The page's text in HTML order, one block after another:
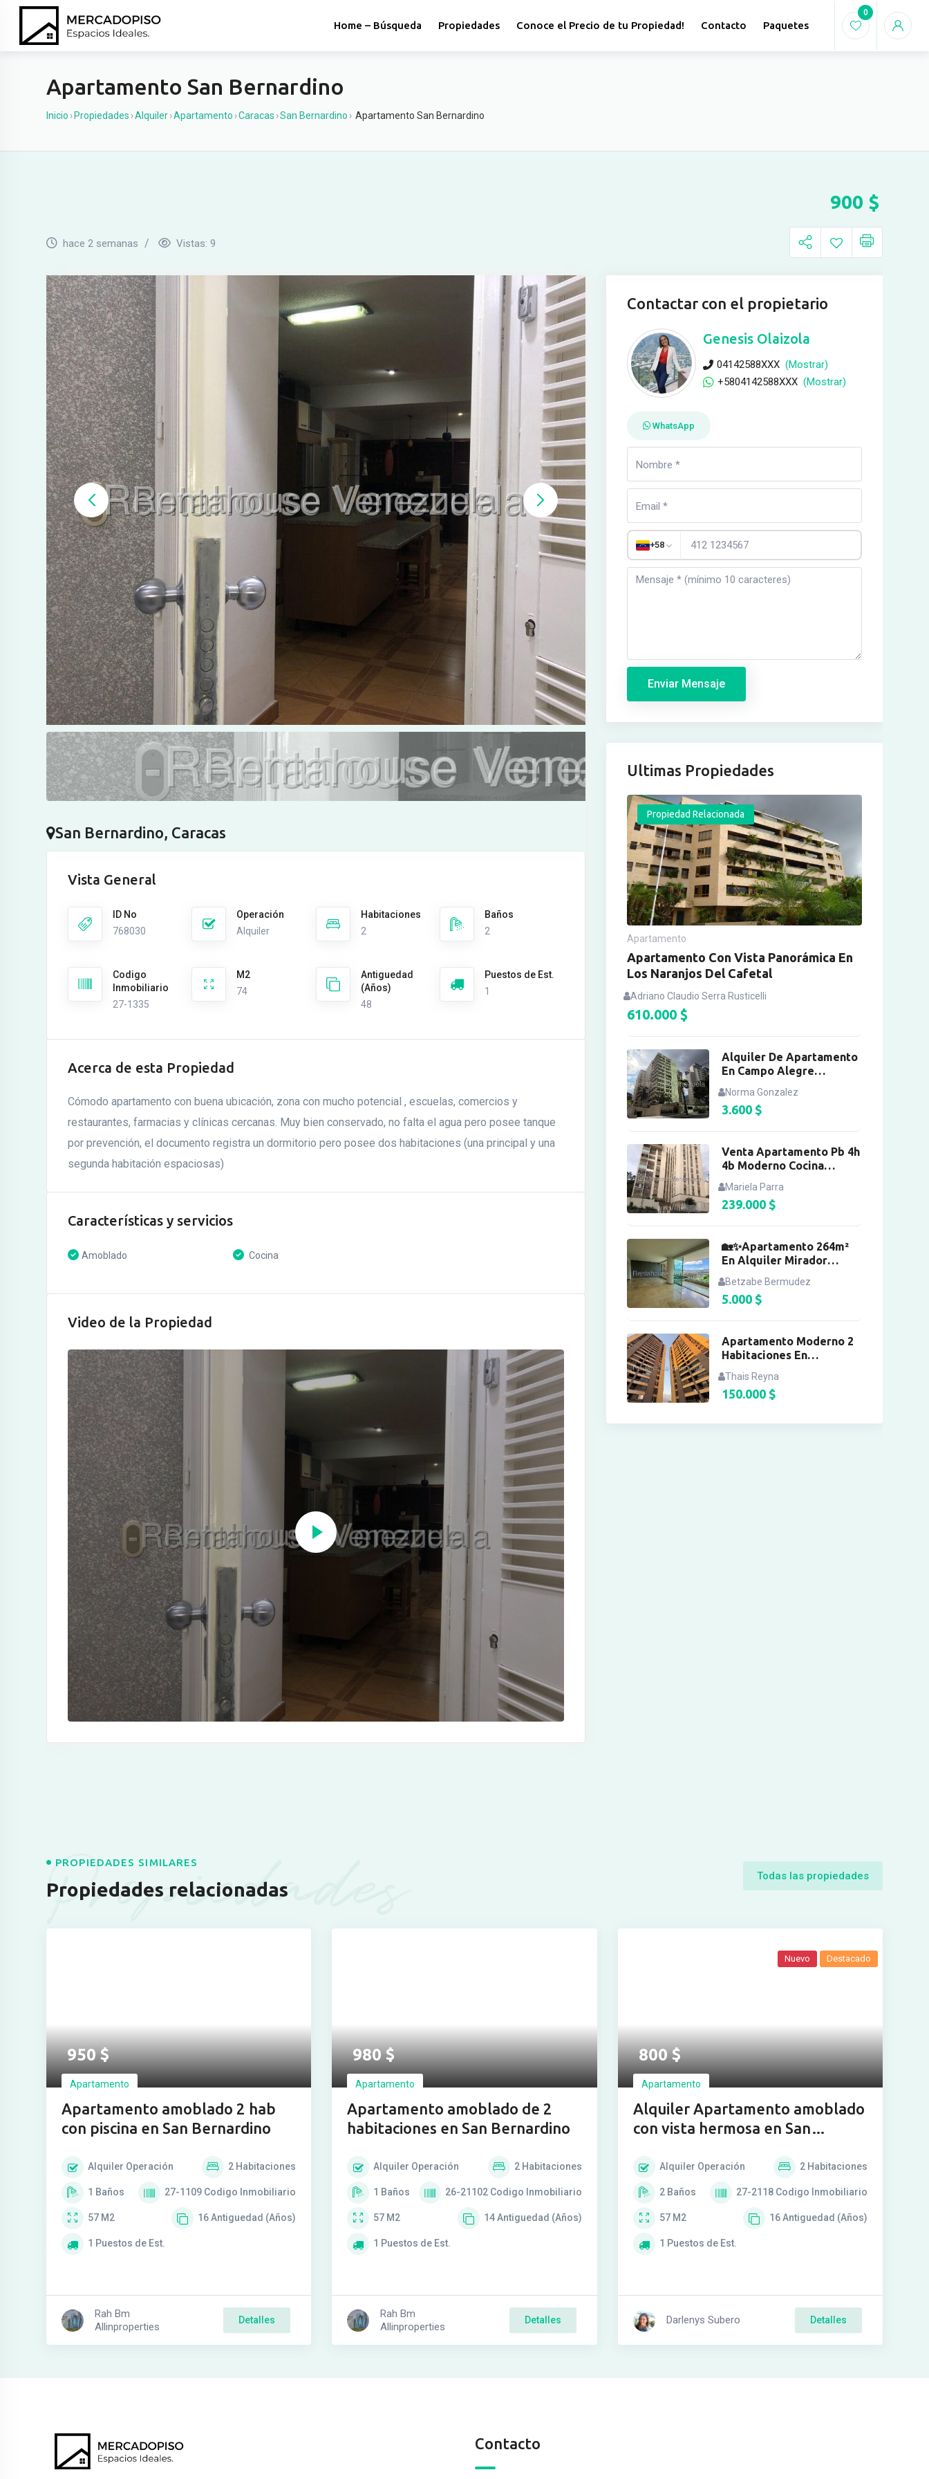
Home – Búsqueda Propiedades Conoce el Precio de tu Propiedad! Contacto Paquetes
0
Apartamento San Bernardino
Inicio › Propiedades ›Alquiler›Apartamento ›Caracas ›San Bernardino › Apartamento San Bernardino
hace 2 semanas Vistas: 9
900 $
San Bernardino, Caracas
Vista General
ID No
768030
Operación
Alquiler
Habitaciones
2
Baños
2
Codigo
Inmobiliario
27-1335
M2
74
Antiguedad
(Años)
48
Puestos de Est.
1
Acerca de esta Propiedad
Cómodo apartamento con buena ubicación, zona con mucho potencial , escuelas, comercios y
restaurantes, farmacias y clínicas cercanas. Muy bien conservado, no falta el agua pero posee tanque
por prevención, el documento registra un dormitorio pero posee dos habitaciones (una principal y una
segunda habitación espaciosas)
Características y servicios
Amoblado Cocina
Video de la Propiedad
Contactar con el propietario
Genesis Olaizola
04142588XXX (Mostrar)
+5804142588XXX (Mostrar)
WhatsApp
+58
Enviar Mensaje
Ultimas Propiedades
Propiedad Relacionada
Apartamento
Apartamento Con Vista Panorámica En
Los Naranjos Del Cafetal
Adriano Claudio Serra Rusticelli
610.000 $
Alquiler De Apartamento
En Campo Alegre
Norma Gonzalez
3.600 $
Venta Apartamento Pb 4h
4b Moderno Cocina
Mariela Parra
239.000 $
🏡✨Apartamento 264m²
En Alquiler Mirador
Betzabe Bermudez
5.000 $
Apartamento Moderno 2
Habitaciones En
Thais Reyna
150.000 $
Propiedades
PROPIEDADES SIMILARES
Propiedades relacionadas
Todas las propiedades
950$
Apartamento
Apartamento amoblado 2 hab
con piscina en San Bernardino
Alquiler Operación 2 Habitaciones
1 Baños 27-1109 Codigo Inmobiliario
57 M2 16Antiguedad (Años)
1 Puestos de Est.
Rah Bm
Allinproperties
Detalles
980$
Apartamento
Apartamento amoblado de 2
habitaciones en San Bernardino
Alquiler Operación 2 Habitaciones
1 Baños 26-21102 Codigo Inmobiliario
57 M2 14Antiguedad (Años)
1 Puestos de Est.
Rah Bm
Allinproperties
Detalles
800$
Apartamento
Alquiler Apartamento amoblado
con vista hermosa en San
Nuevo Destacado
Alquiler Operación 2 Habitaciones
2 Baños 27-2118 Codigo Inmobiliario
57 M2 16Antiguedad (Años)
1 Puestos de Est.
Darlenys Subero Detalles
Contacto